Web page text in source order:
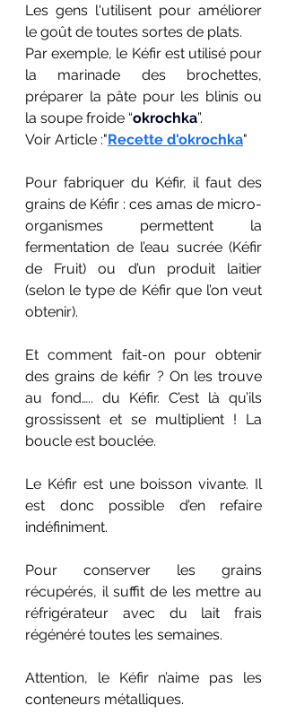
Les gens l'utilisent pour améliorer
le goût de toutes sortes de plats.
Par exemple, le Kéfir est utilisé pour
la marinade des brochettes,
préparer la pâte pour les blinis ou
la soupe froide “okrochka”.
Voir Article :"Recette d'okrochka"
Pour fabriquer du Kéfir, il faut des
grains de Kéfir : ces amas de micro-
organismes permettent la
fermentation de l’eau sucrée (Kéfir
de Fruit) ou d’un produit laitier
(selon le type de Kéfir que l’on veut
obtenir).
Et comment fait-on pour obtenir
des grains de kéfir ? On les trouve
au fond….. du Kéfir. C’est là qu’ils
grossissent et se multiplient ! La
boucle est bouclée.
Le Kéfir est une boisson vivante. Il
est donc possible d’en refaire
indéfiniment.
Pour conserver les grains
récupérés, il suffit de les mettre au
réfrigérateur avec du lait frais
régénéré toutes les semaines.
Attention, le Kéfir n’aime pas les
conteneurs métalliques.